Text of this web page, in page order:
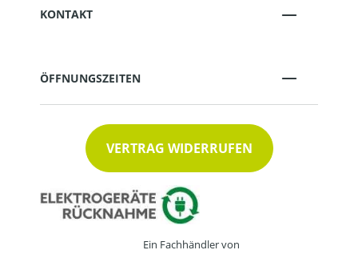
KONTAKT
ÖFFNUNGSZEITEN
VERTRAG WIDERRUFEN
Ein Fachhändler von